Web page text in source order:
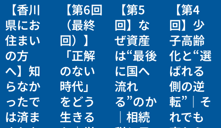
【香川
県にお
住まい
の方
へ】知
らなか
ったで
は済ま
【第6回
（最終
回）】
「正解
のない
時代」
をどう
生きる
【第5
回】な
ぜ資産
は“最後
に国へ
流れ
る”のか
｜相続
【第4
回】少
子高齢
化と“選
ばれる
側の逆
転”｜そ
れでも